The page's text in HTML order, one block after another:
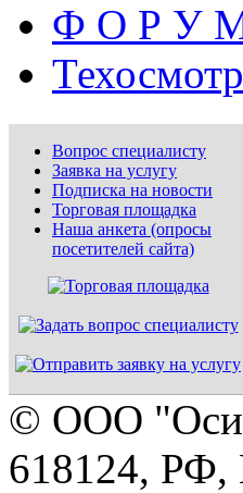
Ф О Р У
Техосмотр
Вопрос специалисту
Заявка на услугу
Подписка на новости
Торговая площадка
Наша анкета (опросы
посетителей сайта)
© ООО
618124, РФ,